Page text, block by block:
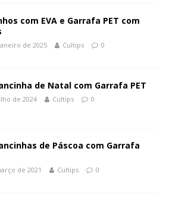
com EVA e Garrafa PET com
de 2025 Cultips 0
de Natal com Garrafa PET
de 2024 Cultips 0
de Páscoa com Garrafa
de 2021 Cultips 0